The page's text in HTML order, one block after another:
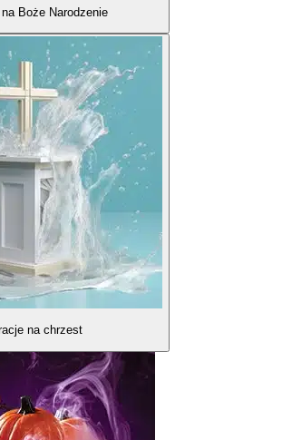
Boże Narodzenie
na chrzest